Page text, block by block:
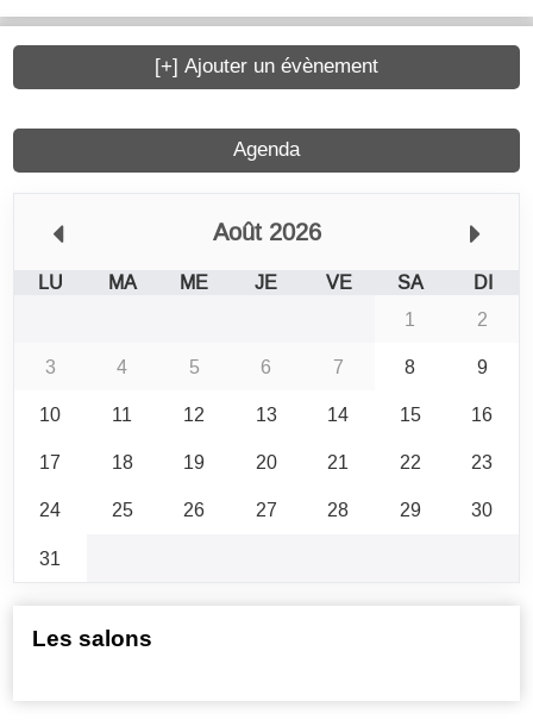
Agenda
Août 2026
LU MA ME JE VE SA
DI
1
2
3
4 5 6 7 8
9
10
11 12 13 14 15
16
17
18 19 20 21 22
23
24
25 26 27 28 29
30
31
[+] Ajouter un évènement
Les salons